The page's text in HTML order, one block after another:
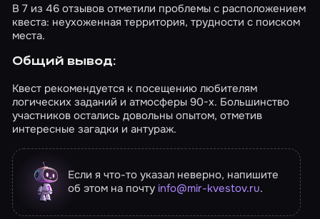
В 7 из 46 отзывов отметили проблемы с расположением
квеста: неухоженная территория, трудности с поиском
места.
Общий вывод:
Квест рекомендуется к посещению любителям
логических заданий и атмосферы 90-х. Большинство
участников остались довольны опытом, отметив
интересные загадки и антураж.
Если я что-то указал неверно, напишите
об этом на почту info@mir-kvestov.ru.